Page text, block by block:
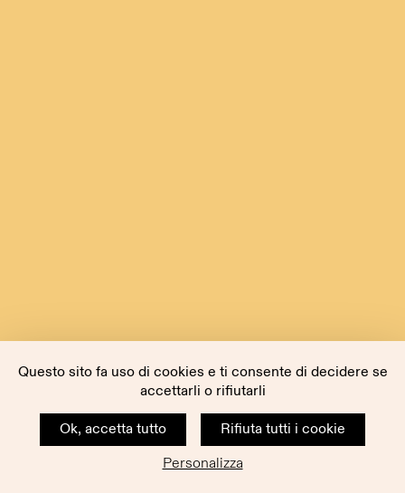
Questo sito fa uso di cookies e ti consente di decidere se
accettarli o rifiutarli
Ok, accetta tutto
Rifiuta tutti i cookie
Personalizza